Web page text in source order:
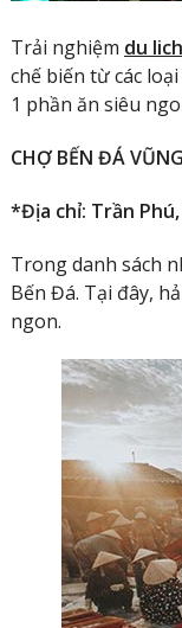
Trải nghiệm du
chế biến từ các
1 phần ăn siêu
CHỢ BẾN ĐÁ
*Địa chỉ: Trần
Trong danh sách
Bến Đá. Tại đây,
ngon.